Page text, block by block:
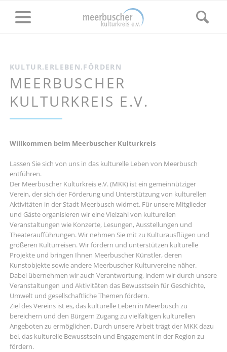
KULTUR.ERLEBEN.FÖRDERN
MEERBUSCHER
KULTURKREIS E.V.
Willkommen beim Meerbuscher Kulturkreis
Lassen Sie sich von uns in das kulturelle Leben von Meerbusch
entführen.
Der Meerbuscher Kulturkreis e.V. (MKK) ist ein gemeinnütziger
Verein, der sich der Förderung und Unterstützung von kulturellen
Aktivitäten in der Stadt Meerbusch widmet. Für unsere Mitglieder
und Gäste organisieren wir eine Vielzahl von kulturellen
Veranstaltungen wie Konzerte, Lesungen, Ausstellungen und
Theateraufführungen. Wir nehmen Sie mit zu Kulturausflügen und
größeren Kulturreisen. Wir fördern und unterstützen kulturelle
Projekte und bringen Ihnen Meerbuscher Künstler, deren
Kunstobjekte sowie andere Meerbuscher Kulturvereine näher.
Dabei übernehmen wir auch Verantwortung, indem wir durch unsere
Veranstaltungen und Aktivitäten das Bewusstsein für Geschichte,
Umwelt und gesellschaftliche Themen fördern.
Ziel des Vereins ist es, das kulturelle Leben in Meerbusch zu
bereichern und den Bürgern Zugang zu vielfältigen kulturellen
Angeboten zu ermöglichen. Durch unsere Arbeit trägt der MKK dazu
bei, das kulturelle Bewusstsein und Engagement in der Region zu
fördern.